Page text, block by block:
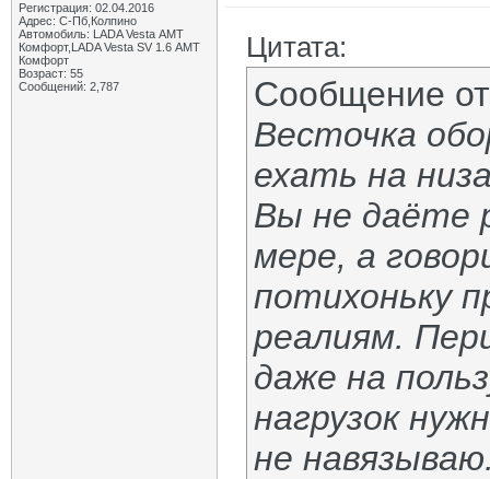
Регистрация: 02.04.2016
Адрес: С-Пб,Колпино
Автомобиль: LADA Vesta АМТ
Комфорт,LADA Vesta SV 1.6 АМТ
Комфорт
Возраст: 55
Сообщений: 2,787
Цитата:
Сообщение
Весточка
ехать на
Вы не даёте
мере, а
потихоньку
реалиям.
даже на
нагрузок
не